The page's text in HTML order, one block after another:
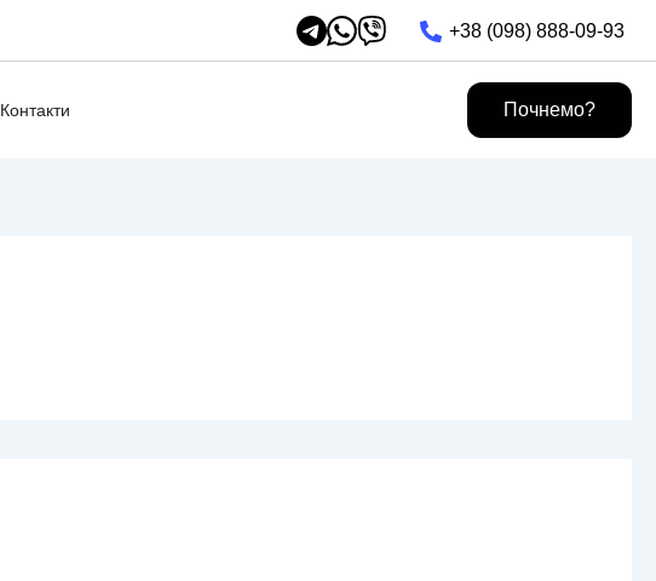
+38 (098) 888-09-93
Контакти Почнемо?